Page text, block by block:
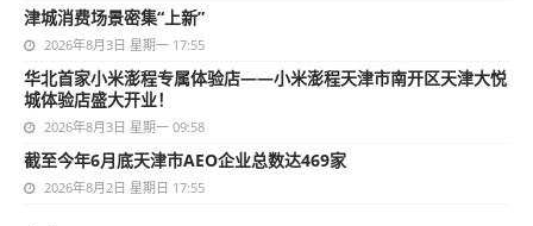
津城消费场景密集“上新”
2026年8月3日 星期一 17:55
华北首家小米澎程专属体验店——小米澎程天津市南开区天津大悦
城体验店盛大开业！
2026年8月3日 星期一 09:58
截至今年6月底天津市AEO企业总数达469家
2026年8月2日 星期日 17:55